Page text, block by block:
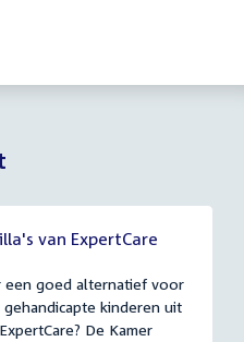
van ExpertCare
een goed alternatief voor
kinderen uit
De Kamer